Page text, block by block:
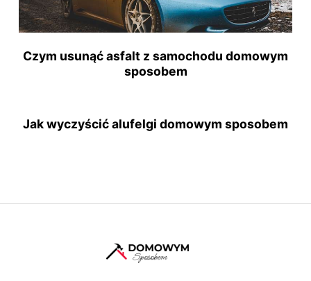
Czym usunąć asfalt z samochodu domowym
sposobem
Jak wyczyścić alufelgi domowym sposobem